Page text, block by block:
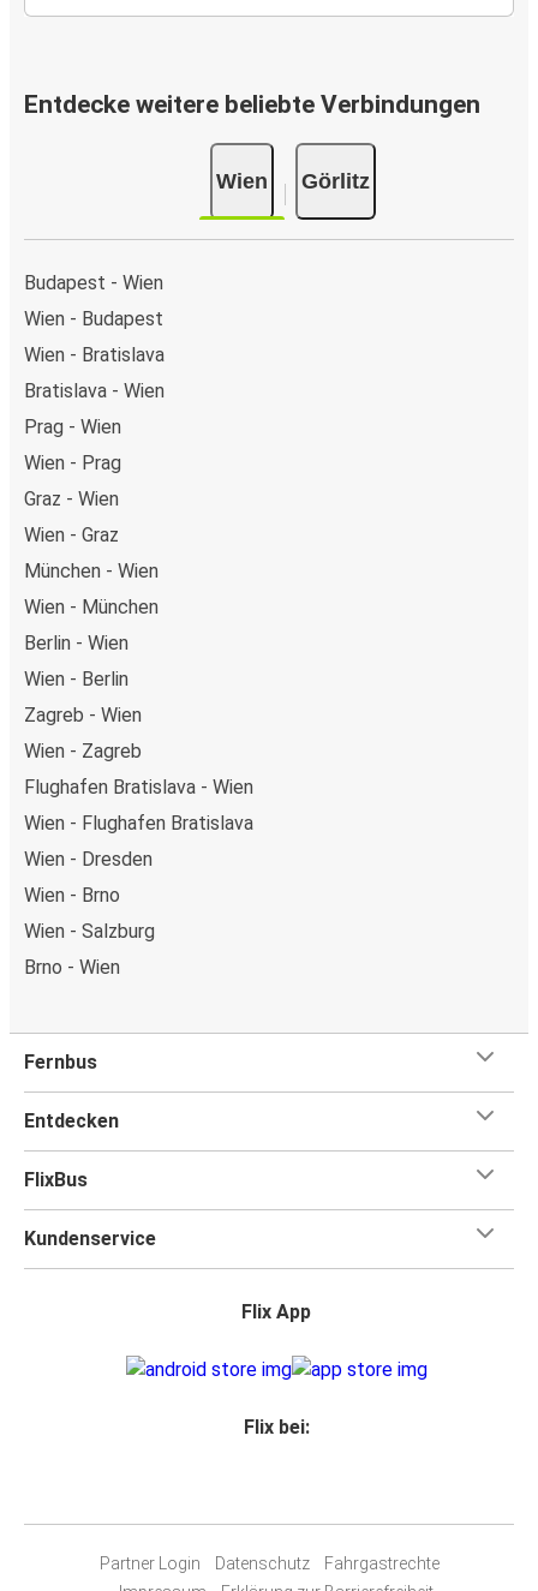
Entdecke weitere beliebte Verbindungen
Wien Görlitz
Budapest - Wien
Wien - Budapest
Wien - Bratislava
Bratislava - Wien
Prag - Wien
Wien - Prag
Graz - Wien
Wien - Graz
München - Wien
Wien - München
Berlin - Wien
Wien - Berlin
Zagreb - Wien
Wien - Zagreb
Flughafen Bratislava - Wien
Wien - Flughafen Bratislava
Wien - Dresden
Wien - Brno
Wien - Salzburg
Brno - Wien
Fernbus
Entdecken
FlixBus
Kundenservice
Flix App
Flix bei:
Partner Login Datenschutz
Fahrgastrechte